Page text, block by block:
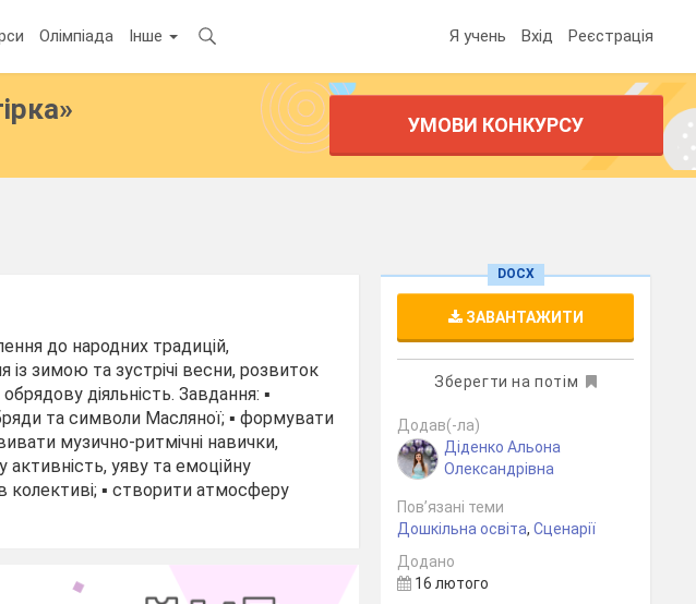
Олімпіада Інше Я учень Вхід Реєстрація
УМОВИ КОНКУРСУ
до народних традицій,
зимою та зустрічі весни, розвиток
діяльність. Завдання: ▪️
та символи Масляної; ▪️ формувати
музично-ритмічні навички,
уяву та емоційну
колективі; ▪️ створити атмосферу
DOCX
ЗАВАНТАЖИТИ
Зберегти на потім
Додав(-ла)
Діденко Альона
Олександрівна
Пов’язані теми
Дошкільна освіта,Сценарії
Додано
16 лютого